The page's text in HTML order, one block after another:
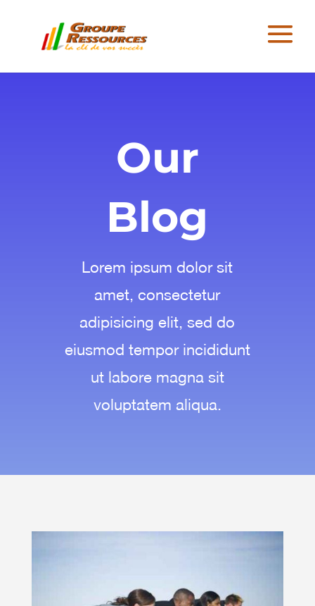
Our
Blog
Lorem ipsum dolor sit
amet, consectetur
adipisicing elit, sed do
eiusmod tempor incididunt
ut labore magna sit
voluptatem aliqua.